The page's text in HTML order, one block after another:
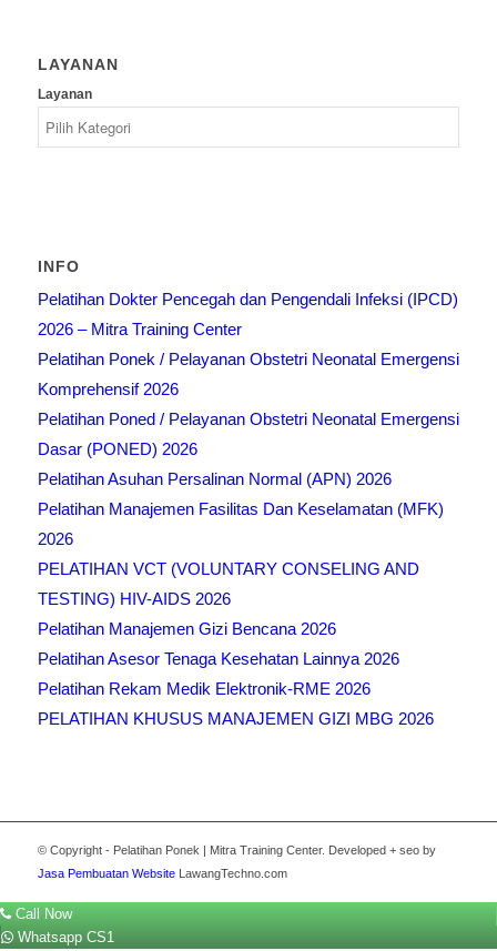
LAYANAN
Layanan
INFO
Pelatihan Dokter Pencegah dan Pengendali Infeksi (IPCD)
2026 – Mitra Training Center
Pelatihan Ponek / Pelayanan Obstetri Neonatal Emergensi
Komprehensif 2026
Pelatihan Poned / Pelayanan Obstetri Neonatal Emergensi
Dasar (PONED) 2026
Pelatihan Asuhan Persalinan Normal (APN) 2026
Pelatihan Manajemen Fasilitas Dan Keselamatan (MFK)
2026
PELATIHAN VCT (VOLUNTARY CONSELING AND
TESTING) HIV-AIDS 2026
Pelatihan Manajemen Gizi Bencana 2026
Pelatihan Asesor Tenaga Kesehatan Lainnya 2026
Pelatihan Rekam Medik Elektronik-RME 2026
PELATIHAN KHUSUS MANAJEMEN GIZI MBG 2026
© Copyright - Pelatihan Ponek | Mitra Training Center. Developed + seo by
Jasa Pembuatan WebsiteLawangTechno.com
Call Now
Whatsapp CS1